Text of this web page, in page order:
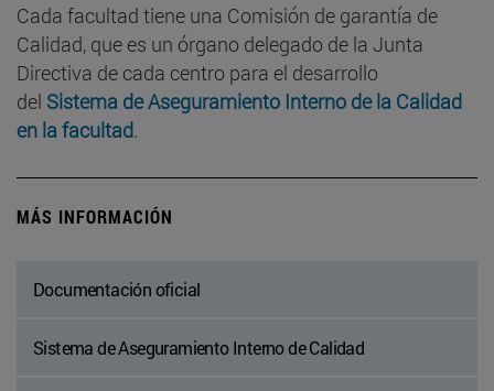
Cada facultad tiene una Comisión de garantía de
Calidad, que es un órgano delegado de la Junta
Directiva de cada centro para el desarrollo
del Sistema de Aseguramiento Interno de la Calidad
en la facultad.
MÁS INFORMACIÓN
Documentación oficial
Sistema de Aseguramiento Interno de Calidad